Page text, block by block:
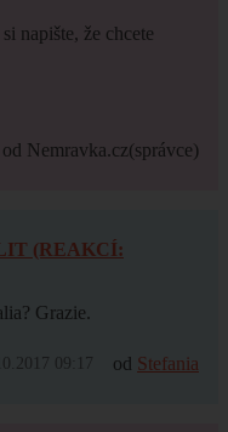
napište, že chcete
od Nemravka.cz(správce)
(REAKCÍ:
Grazie.
09:17 od Stefania